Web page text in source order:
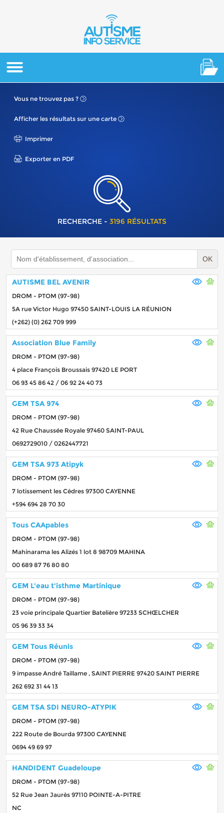
Vous ne trouvez pas ?
Afficher les résultats sur une carte
Imprimer
Exporter en PDF
RECHERCHE - 3196 RÉSULTATS
OK
AUTISME BEL AVENIR
DROM - PTOM (97-98)
5A rue Victor Hugo 97450 SAINT-LOUIS LA RÉUNION
(+262) (0) 262 709 999
Association Blue Family
DROM - PTOM (97-98)
4 place François Broussais 97420 LE PORT
06 93 45 86 42 / 06 92 24 40 73
GEM TSA 974
DROM - PTOM (97-98)
42 Rue Chaussée Royale 97460 SAINT-PAUL
0692729010 / 0262447721
GEM TSA 973 Atipyk
DROM - PTOM (97-98)
7 lotissement les Cèdres 97300 CAYENNE
+594 694 28 70 30
Tous CAApables
DROM - PTOM (97-98)
Mahinarama les Alizés 1 lot 8 98709 MAHINA
00 689 87 76 80 80
GEM L'eau t'isthme Martinique
DROM - PTOM (97-98)
23 voie principale Quartier Batelière 97233 SCHŒLCHER
05 96 39 33 34
GEM Tous Réunis
DROM - PTOM (97-98)
9 impasse André Taillame , SAINT PIERRE 97420 SAINT PIERRE
262 692 31 44 13
GEM TSA SDI NEURO-ATYPIK
DROM - PTOM (97-98)
222 Route de Bourda 97300 CAYENNE
0694 49 69 97
HANDIDENT Guadeloupe
DROM - PTOM (97-98)
52 Rue Jean Jaurès 97110 POINTE-A-PITRE
NC